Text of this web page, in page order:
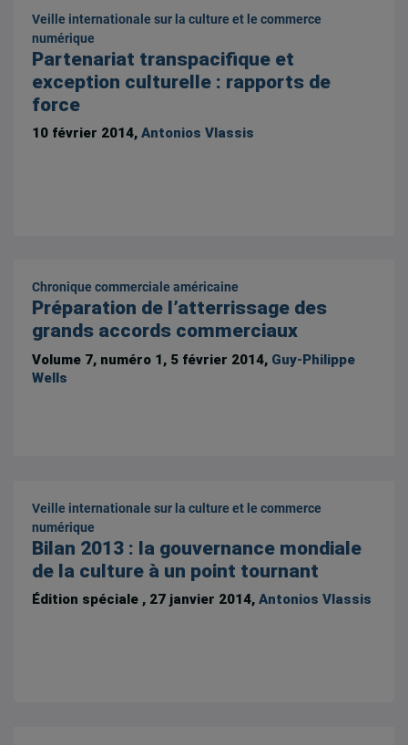
Veille internationale sur la culture et le commerce
numérique
Partenariat transpacifique et
exception culturelle : rapports de
force
10 février 2014,Antonios Vlassis
Chronique commerciale américaine
Préparation de l’atterrissage des
grands accords commerciaux
Volume 7, numéro 1, 5 février 2014, Guy-Philippe
Wells
Veille internationale sur la culture et le commerce
numérique
Bilan 2013 : la gouvernance mondiale
de la culture à un point tournant
Édition spéciale , 27 janvier 2014,Antonios Vlassis